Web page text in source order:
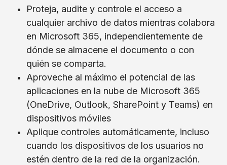
Proteja, audite y controle el acceso a
cualquier archivo de datos mientras colabora
en Microsoft 365, independientemente de
dónde se almacene el documento o con
quién se comparta.
Aproveche al máximo el potencial de las
aplicaciones en la nube de Microsoft 365
(OneDrive, Outlook, SharePoint y Teams) en
dispositivos móviles
Aplique controles automáticamente, incluso
cuando los dispositivos de los usuarios no
estén dentro de la red de la organización.